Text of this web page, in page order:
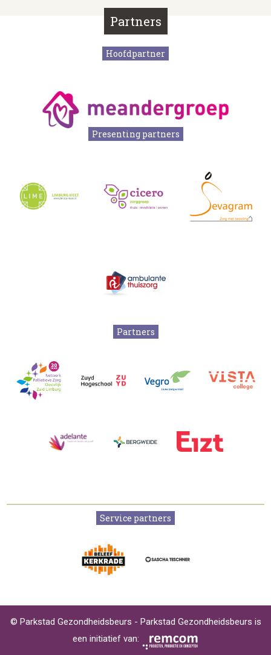
Partners
Hoofdpartner
Presenting partners
Partners
Service partners
© Parkstad Gezondheidsbeurs - Parkstad Gezondheidsbeurs is
een initiatief van: